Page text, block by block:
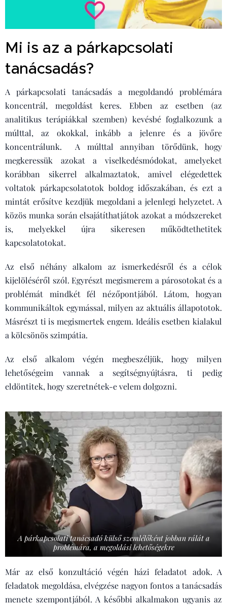
Mi is az a párkapcsolati
tanácsadás?
A párkapcsolati tanácsadás a megoldandó problémára
koncentrál, megoldást keres. Ebben az esetben (az
analitikus terápiákkal szemben) kevésbé foglalkozunk a
múlttal, az okokkal, inkább a jelenre és a jövőre
koncentrálunk. A múlttal annyiban törődünk, hogy
megkeressük azokat a viselkedésmódokat, amelyeket
korábban sikerrel alkalmaztatok, amivel elégedettek
voltatok párkapcsolatotok boldog időszakában, és ezt a
mintát erősítve kezdjük megoldani a jelenlegi helyzetet. A
közös munka során elsajátíthatjátok azokat a módszereket
is, melyekkel újra sikeresen működtethetitek
kapcsolatotokat.
Az első néhány alkalom az ismerkedésről és a célok
kijelöléséről szól. Egyrészt megismerem a párosotokat és a
problémát mindkét fél nézőpontjából. Látom, hogyan
kommunikáltok egymással, milyen az aktuális állapototok.
Másrészt ti is megismertek engem. Ideális esetben kialakul
a kölcsönös szimpátia.
Az első alkalom végén megbeszéljük, hogy milyen
lehetőségeim vannak a segítségnyújtásra, ti pedig
eldöntitek, hogy szeretnétek-e velem dolgozni.
A párkapcsolati tanácsadó külső szemlélőként jobban rálát a
problémára, a megoldási lehetőségekre
Már az első konzultáció végén házi feladatot adok. A
feladatok megoldása, elvégzése nagyon fontos a tanácsadás
menete szempontjából. A későbbi alkalmakon ugyanis az